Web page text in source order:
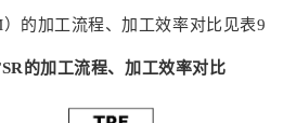
）的加工流程、加工效率对比见表9
的加工流程、加工效率对比